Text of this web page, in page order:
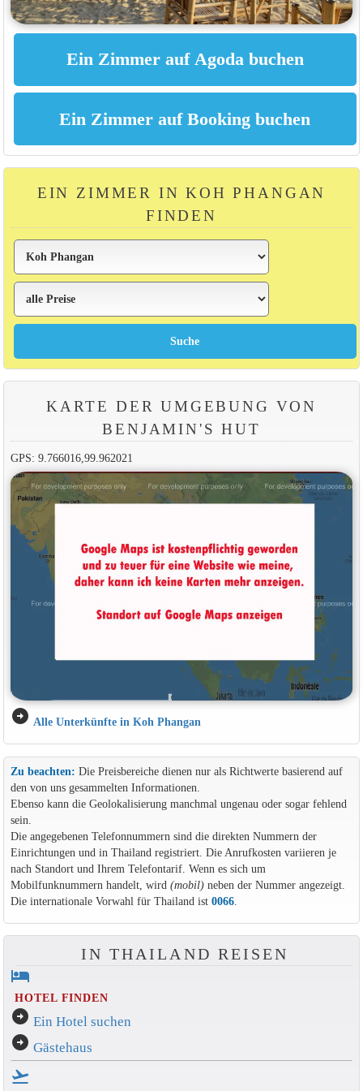
EIN ZIMMER IN KOH PHANGAN
FINDEN
KARTE DER UMGEBUNG VON
BENJAMIN'S HUT
GPS: 9.766016,99.962021
arrow_circle_right Alle Unterkünfte in Koh Phangan
Zu beachten: Die Preisbereiche dienen nur als Richtwerte basierend auf
den von uns gesammelten Informationen.
Ebenso kann die Geolokalisierung manchmal ungenau oder sogar fehlend
sein.
Die angegebenen Telefonnummern sind die direkten Nummern der
Einrichtungen und in Thailand registriert. Die Anrufkosten variieren je
nach Standort und Ihrem Telefontarif. Wenn es sich um
Mobilfunknummern handelt, wird (mobil)neben der Nummer angezeigt.
Die internationale Vorwahl für Thailand ist 0066.
IN THAILAND REISEN
hotel
HOTEL FINDEN
arrow_circle_right Ein Hotel suchen
arrow_circle_right Gästehaus
flight_takeoff